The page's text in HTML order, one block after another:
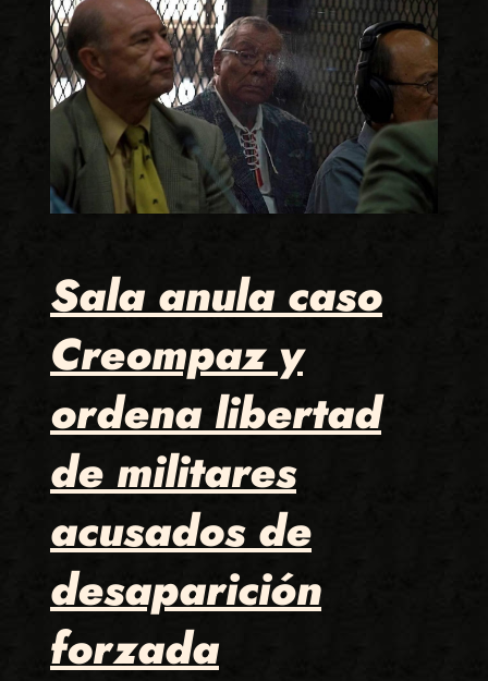
Sala anula caso
Creompaz y
ordena libertad
de militares
acusados de
desaparición
forzada